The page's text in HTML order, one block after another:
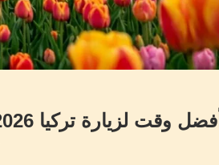
أفضل وقت لزيارة تركيا 2026: دليلك الكامل شهر بشهر لاختيار الوقت المثالي لرحلتك